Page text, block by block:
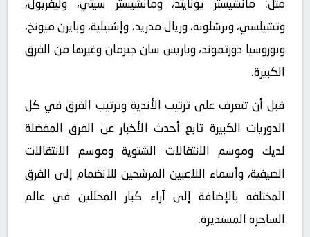
وتشيلسي، وبرشلونة، وريال مدريد، وإشبيلية، وبايرن ميونخ،
وبوروسيا دورتموند، وباريس سان جيرمان وغيرها من الفرق
الكبيرة.
قبل أن تتعرف على ترتيب الأندية وترتيب الفرق في كل
الدوريات الكبيرة تابع أحدث الأخبار عن الفرق المفضلة
لديك وموسم الانتقالات الشتوية وموسم الانتقالات
الصيفية، وأسماء اللاعبين المرشحين للانضمام إلى الفرق
المختلفة بالإضافة إلى آراء كبار المحللين في عالم
الساحرة المستديرة.